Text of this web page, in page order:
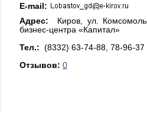
E-mail:
Адрес: Киров, yл.
бизнес-центра «Капитал»
Тел.: (8332) 63-74-88, 78-96-37
Отзывов: 0